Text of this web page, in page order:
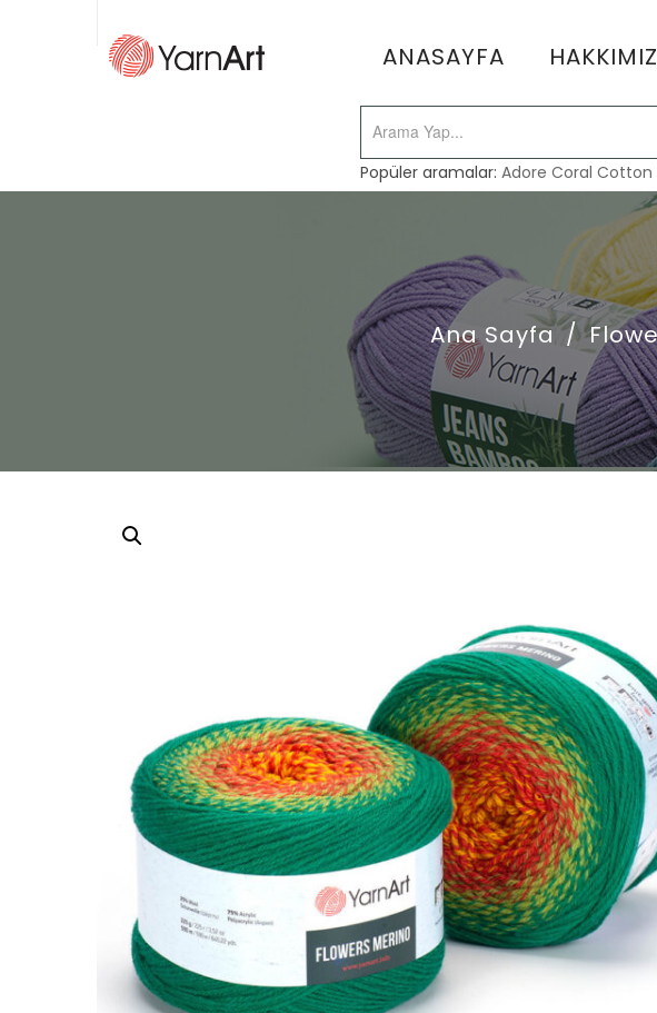
ANASAYFA
Popüler aramalar:Adore Coral Cotton
Ana Sayfa /